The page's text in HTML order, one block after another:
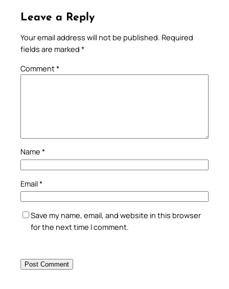
Leave a Reply
Your email address will not be published. Required
fields are marked *
Comment*
Name *
Email*
Save my name, email, and website in this browser
for the next time I comment.